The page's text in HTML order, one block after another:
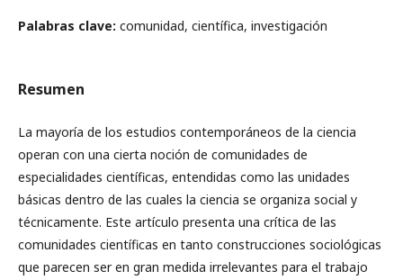
Palabras clave: comunidad, científica, investigación
Resumen
La mayoría de los estudios contemporáneos de la ciencia
operan con una cierta noción de comunidades de
especialidades científicas, entendidas como las unidades
básicas dentro de las cuales la ciencia se organiza social y
técnicamente. Este artículo presenta una crítica de las
comunidades científicas en tanto construcciones sociológicas
que parecen ser en gran medida irrelevantes para el trabajo